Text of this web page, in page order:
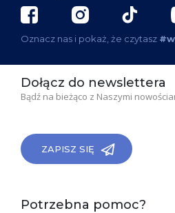
Oznacz nas i pokaż, że czytasz
Dołącz do newslettera
Bądź na bieżąco z Naszymi
ZAPISZ SIĘ
Potrzebna pomoc?